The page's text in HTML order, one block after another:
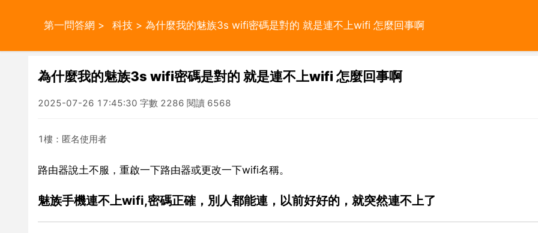
第一問答網 > 科技 > 為什麼我的魅族3s wifi密碼是對的 就是連不上wifi 怎麼回事啊
為什麼我的魅族3s wifi密碼是對的 就是連不上wifi 怎麼回事啊
2025-07-26 17:45:30 字數 2286 閱讀 6568
1樓：匿名使用者
路由器說土不服，重啟一下路由器或更改一下wifi名稱。
魅族手機連不上wifi,密碼正確，別人都能連，以前好好的，就突然連不上了